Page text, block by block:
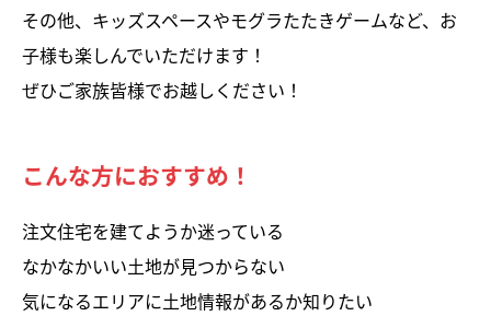
その他、キッズスペースやモグラたたきゲームなど、お
子様も楽しんでいただけます！
ぜひご家族皆様でお越しください！
こんな方におすすめ！
注文住宅を建てようか迷っている
なかなかいい土地が見つからない
気になるエリアに土地情報があるか知りたい